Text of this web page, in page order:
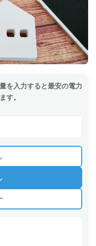
を入力すると最安の電力
す。